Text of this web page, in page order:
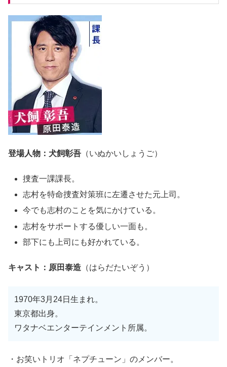
登場人物：犬飼彰吾 （いぬかいしょうご）
捜査一課課長。
志村を特命捜査対策班に左遷させた元上司。
今でも志村のことを気にかけている。
志村をサポートする優しい一面も。
部下にも上司にも好かれている。
キャスト：原田泰造 （はらだたいぞう）
1970年3月24日生まれ。
東京都出身。
ワタナベエンターテインメント所属。
・お笑いトリオ「ネプチューン」のメンバー。